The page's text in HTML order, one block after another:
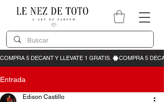
Entrada
Edison Castillo